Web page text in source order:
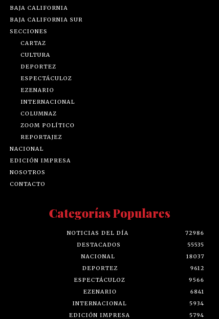
BAJA CALIFORNIA
BAJA CALIFORNIA SUR
SECCIONES
CARTAZ
CULTURA
DEPORTEZ
ESPECTÁCULOZ
EZENARIO
INTERNACIONAL
COLUMNAZ
ZOOM POLÍTICO
REPORTAJEZ
NACIONAL
EDICIÓN IMPRESA
NOSOTROS
CONTACTO
Categorías Populares
NOTICIAS DEL DÍA
72986
DESTACADOS
55535
NACIONAL
18037
DEPORTEZ
9612
ESPECTÁCULOZ
9566
EZENARIO
6841
INTERNACIONAL
5934
EDICIÓN IMPRESA
5794